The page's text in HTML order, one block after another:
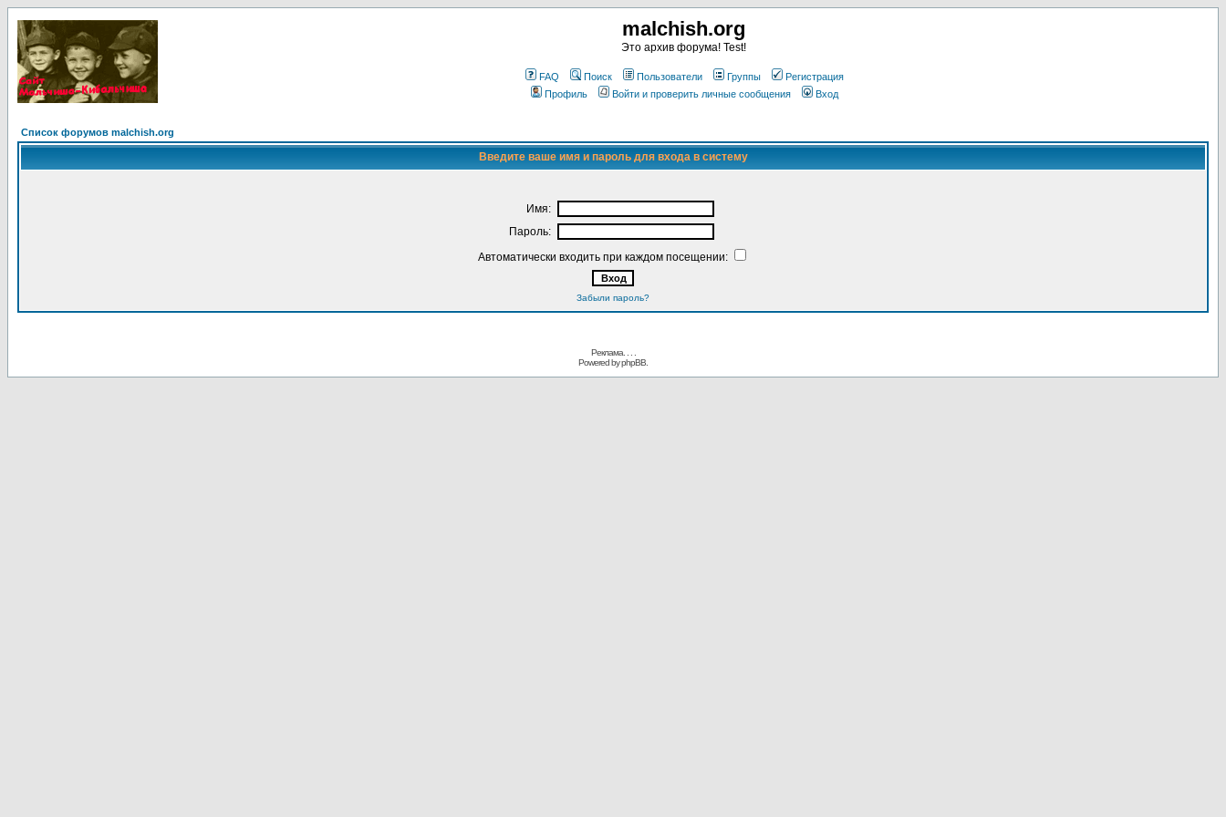
malchish.org
Это архив форума! Test!
FAQ Поиск Пользователи Группы
Регистрация
Профиль
Войти и проверить личные сообщения Вход
Список форумов malchish.org
Введите ваше имя и пароль для входа в систему
Имя:
Пароль:
Автоматически входить при каждом посещении:
Забыли пароль?
Реклама. . .
Powered byphpBB.